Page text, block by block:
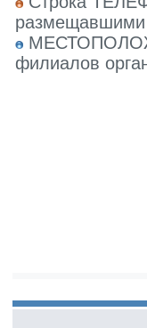
размещавшими
филиалов